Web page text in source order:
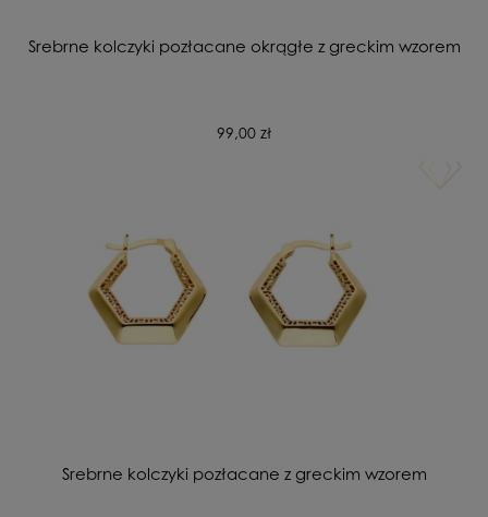
Srebrne kolczyki pozłacane okrągłe z greckim wzorem
99,00 zł
Srebrne kolczyki pozłacane z greckim wzorem